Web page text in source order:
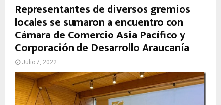
M
A
R
Y
Representantes de diversos gremios
locales se sumaron a encuentro con
Cámara de Comercio Asia Pacífico y
Corporación de Desarrollo Araucanía
Julio 7, 2022